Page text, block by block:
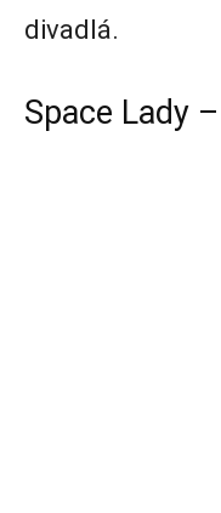
divadlá.
Space Lady